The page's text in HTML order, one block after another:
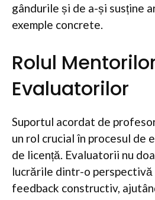
gândurile și de a-și susține
exemple concrete.
Rolul
Evaluatorilor
Suportul acordat de
un rol crucial în procesul de
de licență. Evaluatorii nu
lucrările dintr-o
feedback constructiv,